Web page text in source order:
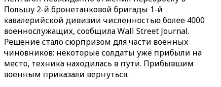
Польшу 2-й бронетанковой бригады 1-й
кавалерийской дивизии численностью более 4000
военнослужащих, сообщилаWall Street Journal.
Решение стало сюрпризом для части военных
чиновников: некоторые солдаты уже прибыли на
место, техника находилась в пути. Прибывшим
военным приказали вернуться.